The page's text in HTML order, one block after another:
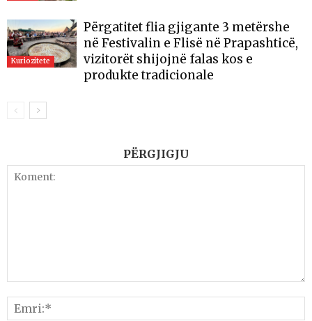
Kuriozitete
Përgatitet flia gjigante 3 metërshe
në Festivalin e Flisë në Prapashticë,
vizitorët shijojnë falas kos e
produkte tradicionale
PËRGJIGJU